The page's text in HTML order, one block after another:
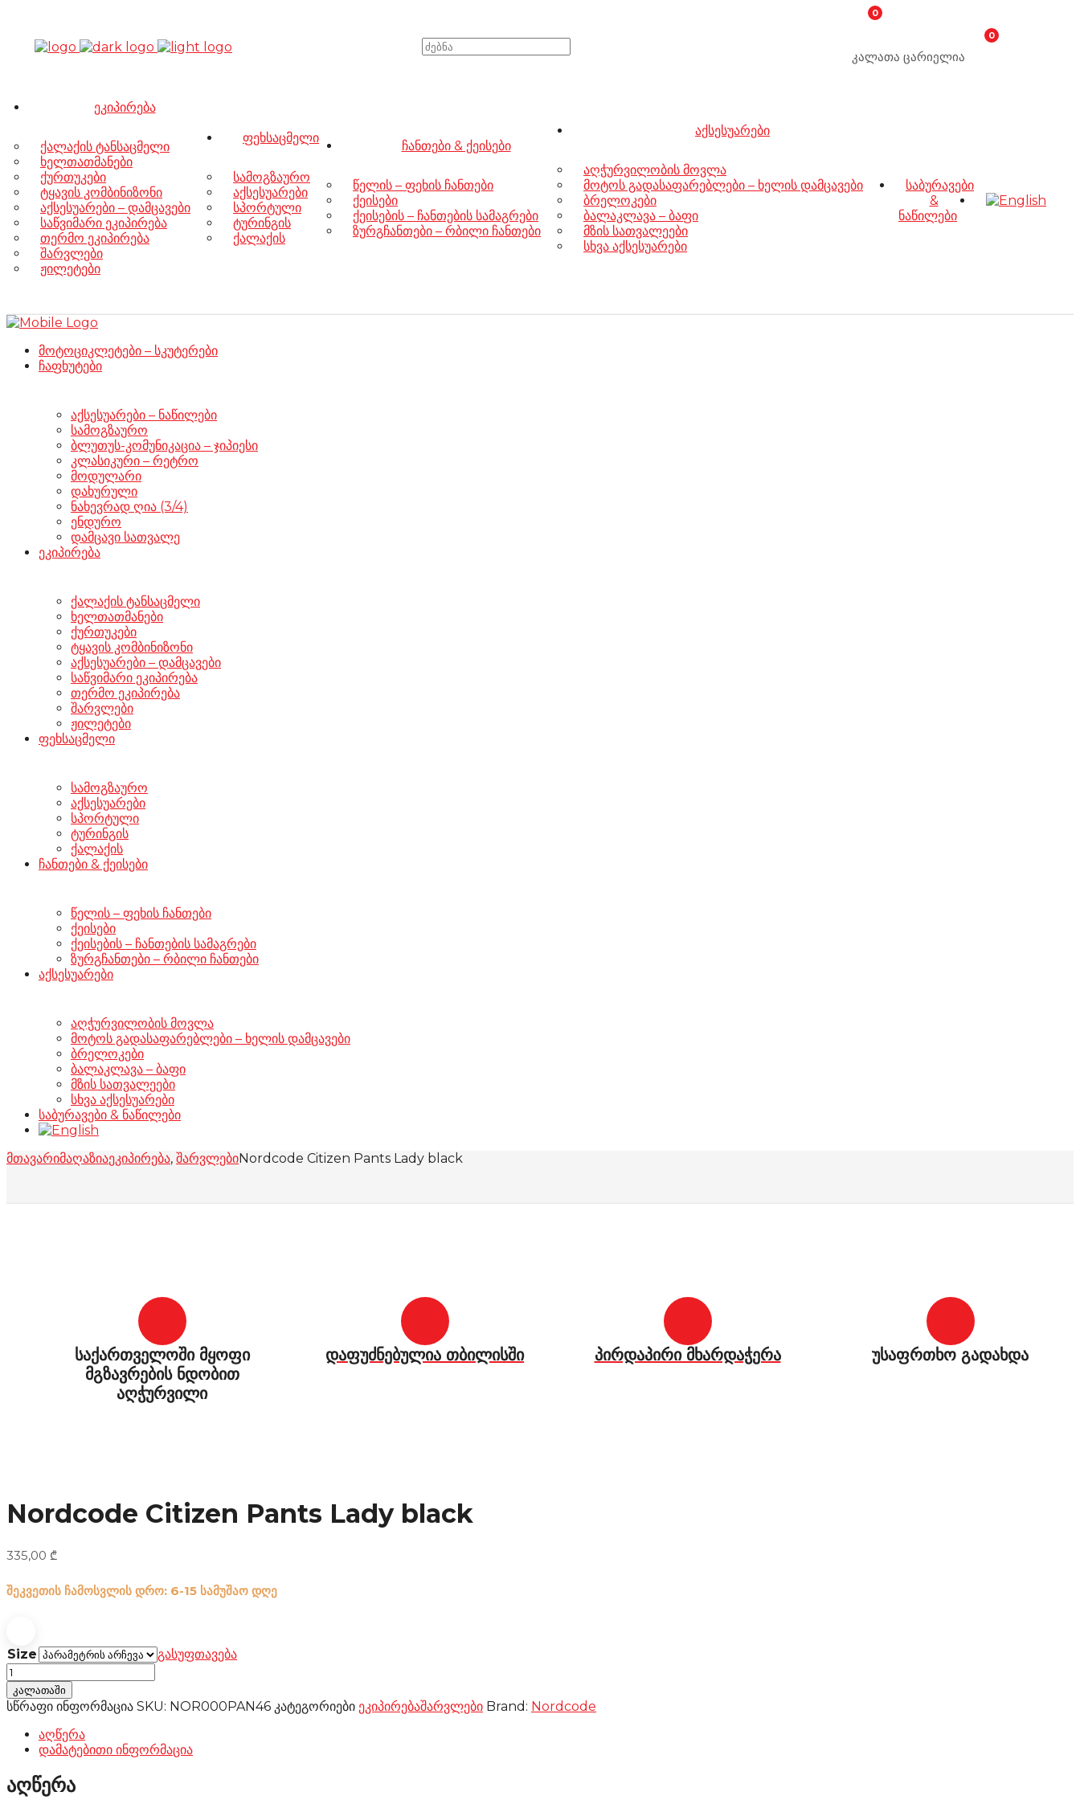
0
კალათა ცარიელია
0
ეკიპირება
ქალაქის ტანსაცმელი
ხელთათმანები
ქურთუკები
ტყავის კომბინიზონი
აქსესუარები – დამცავები
საწვიმარი ეკიპირება
თერმო ეკიპირება
შარვლები
ჟილეტები
ფეხსაცმელი
სამოგზაურო
აქსესუარები
სპორტული
ტურინგის
ქალაქის
ჩანთები & ქეისები
წელის – ფეხის ჩანთები
ქეისები
ქეისების – ჩანთების სამაგრები
ზურგჩანთები – რბილი ჩანთები
აქსესუარები
აღჭურვილობის მოვლა
მოტოს გადასაფარებლები – ხელის დამცავები
ბრელოკები
ბალაკლავა – ბაფი
მზის სათვალეები
სხვა აქსესუარები
საბურავები
&
ნაწილები
მოტოციკლეტები – სკუტერები
ჩაფხუტები
აქსესუარები – ნაწილები
სამოგზაურო
ბლუთუს-კომუნიკაცია – ჯიპიესი
კლასიკური – რეტრო
მოდულარი
დახურული
ნახევრად ღია (3/4)
ენდურო
დამცავი სათვალე
ეკიპირება
ქალაქის ტანსაცმელი
ხელთათმანები
ქურთუკები
ტყავის კომბინიზონი
აქსესუარები – დამცავები
საწვიმარი ეკიპირება
თერმო ეკიპირება
შარვლები
ჟილეტები
ფეხსაცმელი
სამოგზაურო
აქსესუარები
სპორტული
ტურინგის
ქალაქის
ჩანთები & ქეისები
წელის – ფეხის ჩანთები
ქეისები
ქეისების – ჩანთების სამაგრები
ზურგჩანთები – რბილი ჩანთები
აქსესუარები
აღჭურვილობის მოვლა
მოტოს გადასაფარებლები – ხელის დამცავები
ბრელოკები
ბალაკლავა – ბაფი
მზის სათვალეები
სხვა აქსესუარები
საბურავები & ნაწილები
მთავარიმაღაზიაეკიპირება, შარვლებიNordcode Citizen Pants Lady black
საქართველოში მყოფი
მგზავრების ნდობით
აღჭურვილი
დაფუძნებულია თბილისში პირდაპირი მხარდაჭერა უსაფრთხო გადახდა
Nordcode Citizen Pants Lady black
335,00 ₾
შეკვეთის ჩამოსვლის დრო: 6-15 სამუშაო დღე
Size
გასუფთავება
Nordcode
Citizen
Pants
Lady
black
რაოდენობა
კალათაში
სწრაფი ინფორმაცია SKU: NOR000PAN46 კატეგორიები ეკიპირებაშარვლები Brand: Nordcode
აღწერა
დამატებითი ინფორმაცია
აღწერა